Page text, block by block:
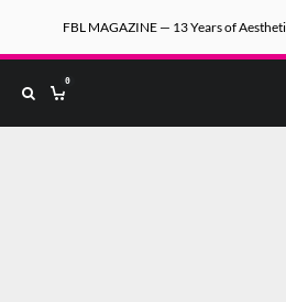
FBL MAGAZINE — 13 Years of
0